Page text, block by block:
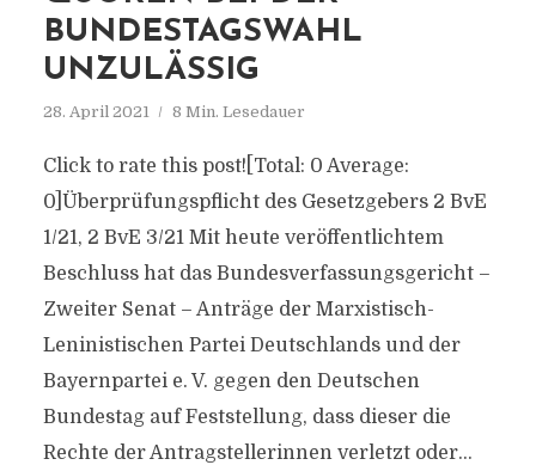
BUNDESTAGSWAHL
UNZULÄSSIG
28. April 2021 8 Min. Lesedauer
Click to rate this post![Total: 0 Average:
0]Überprüfungspflicht des Gesetzgebers 2 BvE
1/21, 2 BvE 3/21 Mit heute veröffentlichtem
Beschluss hat das Bundesverfassungsgericht –
Zweiter Senat – Anträge der Marxistisch-
Leninistischen Partei Deutschlands und der
Bayernpartei e. V. gegen den Deutschen
Bundestag auf Feststellung, dass dieser die
Rechte der Antragstellerinnen verletzt oder...